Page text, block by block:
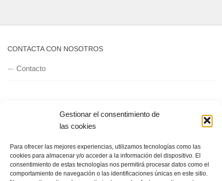
Gestionar el consentimiento de
las cookies
Para ofrecer las mejores experiencias, utilizamos tecnologías como las
cookies para almacenar y/o acceder a la información del dispositivo. El
consentimiento de estas tecnologías nos permitirá procesar datos como el
comportamiento de navegación o las identificaciones únicas en este sitio.
CONTACTA CON NOSOTROS
Contacto
Quienes somos
POLÍTICA DE PRIVACIDAD